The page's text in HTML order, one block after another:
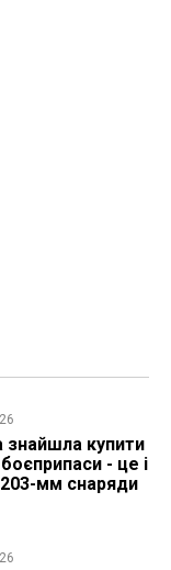
знайшла купити
- це і
203-мм снаряди